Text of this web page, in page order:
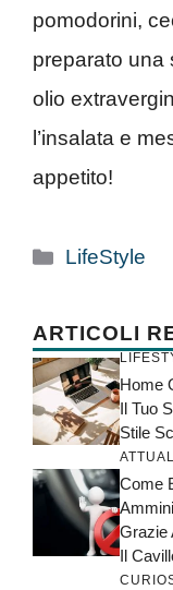
pomodorini,
preparato una
olio
l’insalata e
appetito!
Categorie
LifeStyle
ARTICOLI
Home
Il Tuo
Stile
Come
Grazie
Il